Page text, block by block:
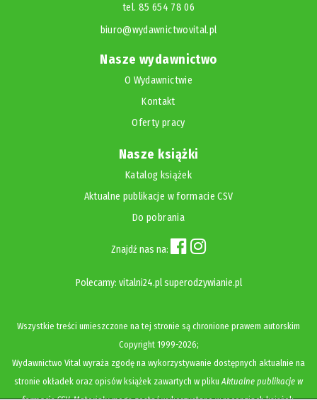
tel. 85 654 78 06
biuro@wydawnictwovital.pl
Nasze wydawnictwo
O Wydawnictwie
Kontakt
Oferty pracy
Nasze książki
Katalog książek
Aktualne publikacje w formacie CSV
Do pobrania
Znajdź nas na:
Polecamy: vitalni24.pl superodzywianie.pl
Wszystkie treści umieszczone na tej stronie są chronione prawem autorskim
Copyright1999-2026;
Wydawnictwo Vital wyraża zgodę na wykorzystywanie dostępnych aktualnie na
stronie okładek oraz opisów książek zawartych w pliku Aktualne publikacje w